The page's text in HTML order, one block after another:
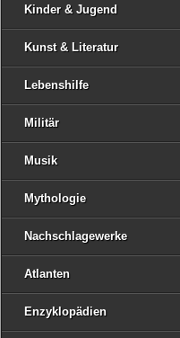
Kinder & Jugend
Kunst & Literatur
Lebenshilfe
Militär
Musik
Mythologie
Nachschlagewerke
Atlanten
Enzyklopädien